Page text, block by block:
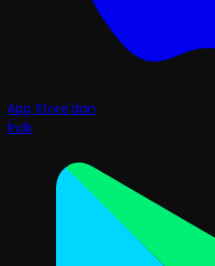
App Store'dan
İndir